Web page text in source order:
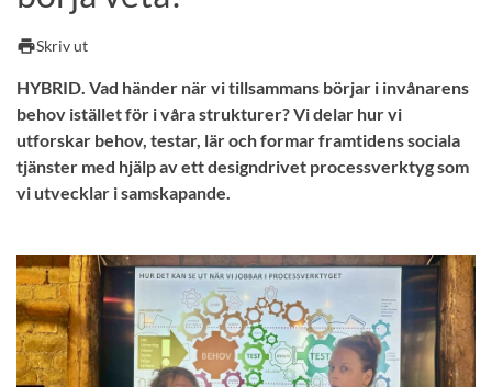
printSkriv ut
HYBRID. Vad händer när vi tillsammans börjar i invånarens
behov istället för i våra strukturer? Vi delar hur vi
utforskar behov, testar, lär och formar framtidens sociala
tjänster med hjälp av ett designdrivet processverktyg som
vi utvecklar i samskapande.